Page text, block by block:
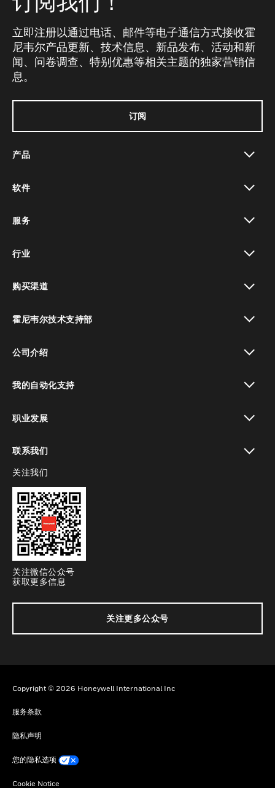
立即注册以通过电话、邮件等电子通信方式接收霍
尼韦尔产品更新、技术信息、新品发布、活动和新
闻、问卷调查、特别优惠等相关主题的独家营销信
息。
订阅
产品
软件
服务
行业
购买渠道
霍尼韦尔技术支持部
公司介绍
我的自动化支持
职业发展
联系我们
toggle view
关注我们
关注微信公众号
获取更多信息
关注更多公众号
Copyright © 2026 Honeywell International Inc
服务条款
隐私声明
您的隐私选项
Cookie Notice